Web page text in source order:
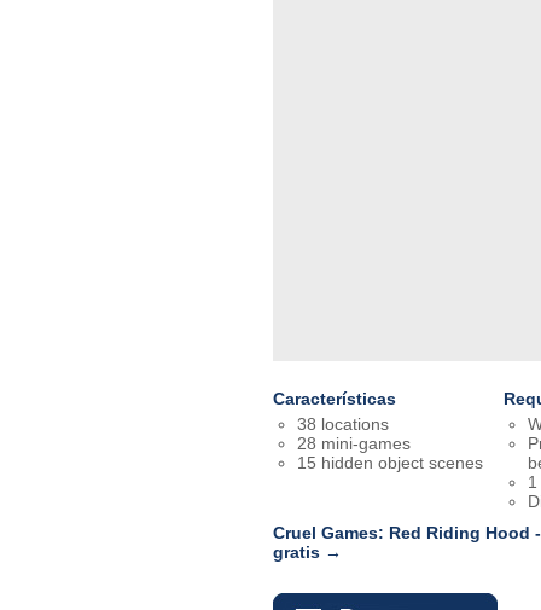
Características
38 locations
28 mini-games
15 hidden object scenes
Cruel Games: Red Riding Hood
gratis →